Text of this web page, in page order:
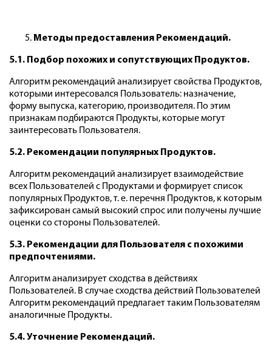
Методы предоставления Рекомендаций.
5.1. Подбор похожих и сопутствующих Продуктов.
Алгоритм рекомендаций анализирует свойства Продуктов,
которыми интересовался Пользователь: назначение,
форму выпуска, категорию, производителя. По этим
признакам подбираются Продукты, которые могут
заинтересовать Пользователя.
5.2. Рекомендации популярных Продуктов.
Алгоритм рекомендаций анализирует взаимодействие
всех Пользователей с Продуктами и формирует список
популярных Продуктов, т. е. перечня Продуктов, к которым
зафиксирован самый высокий спрос или получены лучшие
оценки со стороны Пользователей.
5.3. Рекомендации для Пользователя с похожими
предпочтениями.
Алгоритм анализирует сходства в действиях
Пользователей. В случае сходства действий Пользователей
Алгоритм рекомендаций предлагает таким Пользователям
аналогичные Продукты.
5.4. Уточнение Рекомендаций.